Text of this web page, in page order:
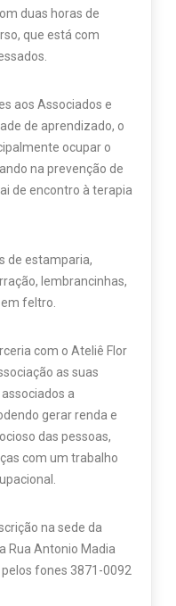
duas horas de
que está com
aos Associados e
de aprendizado, o
ocupar o
na prevenção de
de encontro à terapia
de estamparia,
lembrancinhas,
feltro.
com o Ateliê Flor
as suas
a
gerar renda e
das pessoas,
com um trabalho
na sede da
Rua Antonio Madia
fones 3871-0092